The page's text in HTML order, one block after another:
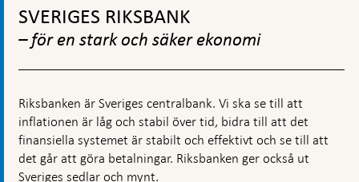
toppnavigation
SVERIGES RIKSBANK
– för en stark och säker ekonomi
Riksbanken är Sveriges centralbank. Vi ska se till att
inflationen är låg och stabil över tid, bidra till att det
finansiella systemet är stabilt och effektivt och se till att
det går att göra betalningar. Riksbanken ger också ut
Sveriges sedlar och mynt.